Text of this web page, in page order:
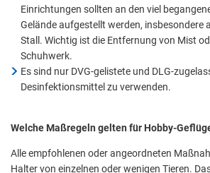
Einrichtungen sollten an den viel
Gelände aufgestellt werden, insbesondere
Stall. Wichtig ist die Entfernung von Mist
Schuhwerk.
Es sind nur DVG-gelistete und DLG-
Desinfektionsmittel zu verwenden.
Welche Maßregeln gelten für Hobby-
Alle empfohlenen oder angeordneten
Halter von einzelnen oder wenigen Tieren.